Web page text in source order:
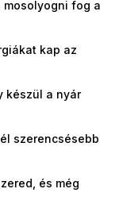
fog a
kap az
készül a nyár
szerencsésebb
és még